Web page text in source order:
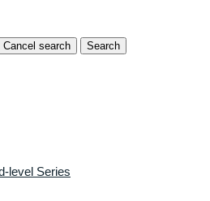
Cancel search Search
level Series